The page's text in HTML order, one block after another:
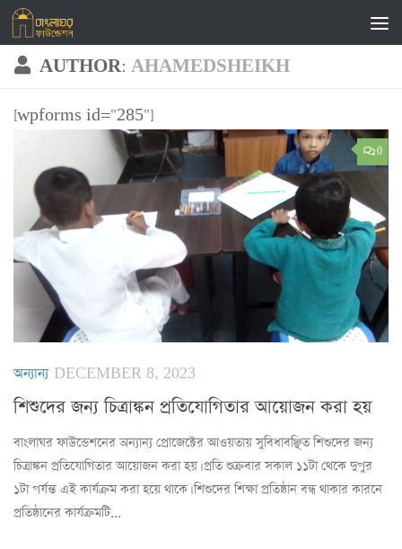
Skip to content
AUTHOR: AHAMEDSHEIKH
[wpforms id="285"]
0
অন্যান্য DECEMBER 8, 2023
শিশুদের জন্য চিত্রাঙ্কন প্রতিযোগিতার আয়োজন করা হয়
বাংলাঘর ফাউন্ডেশনের অন্যান্য প্রোজেক্টের আওয়তায় সুবিধাবঞ্ছিত শিশুদের জন্য
চিত্রাঙ্কন প্রতিযোগিতার আয়োজন করা হয়। প্রতি শুক্রবার সকাল ১১টা থেকে দুপুর
১টা পর্যন্ত এই কার্যক্রম করা হয়ে থাকে। শিশুদের শিক্ষা প্রতিষ্ঠান বন্ধ থাকার কারনে
প্রতিষ্ঠানের কার্যক্রমটি...